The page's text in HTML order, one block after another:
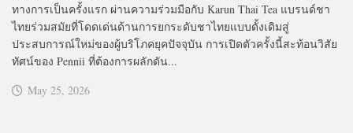
ทางการเป็นครั้งแรก ผ่านความร่วมมือกับ Karun Thai Tea แบรนด์ชา
ไทยร่วมสมัยที่โดดเด่นด้านการยกระดับชาไทยแบบดั้งเดิมสู่
ประสบการณ์ใหม่ของผู้บริโภคยุคปัจจุบัน การเปิดตัวครั้งนี้สะท้อนวิสัย
ทัศน์ของ Pennii ที่ต้องการผลักดัน...
May 25, 2026